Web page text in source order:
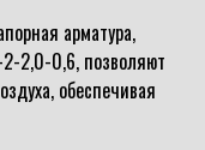
арматура,
2,0-0,6, позволяют
обеспечивая